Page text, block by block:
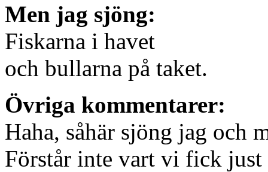
Men jag sjöng:
Fiskarna i havet
och bullarna på taket.
Övriga kommentarer:
Haha, såhär sjöng jag och
Förstår inte vart vi fick